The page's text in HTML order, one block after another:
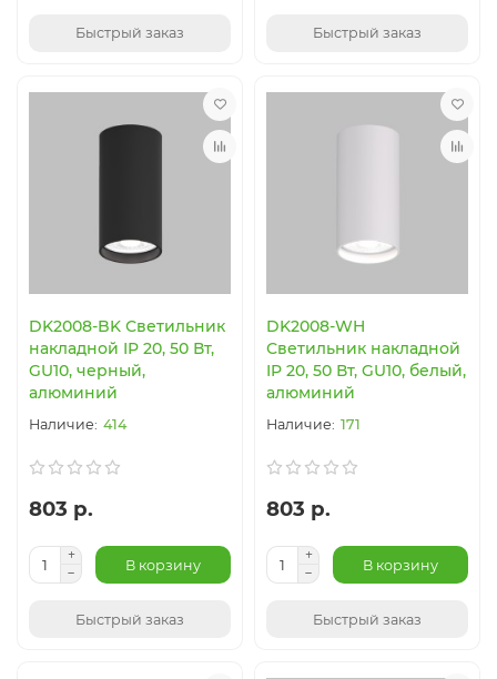
Быстрый заказ Быстрый заказ
DK2008-BK Светильник
накладной IP 20, 50 Вт,
GU10, черный,
алюминий
414
803 р.
В корзину
Быстрый заказ
DK2008-WH
Светильник накладной
IP 20, 50 Вт, GU10, белый,
алюминий
171
803 р.
В корзину
Быстрый заказ